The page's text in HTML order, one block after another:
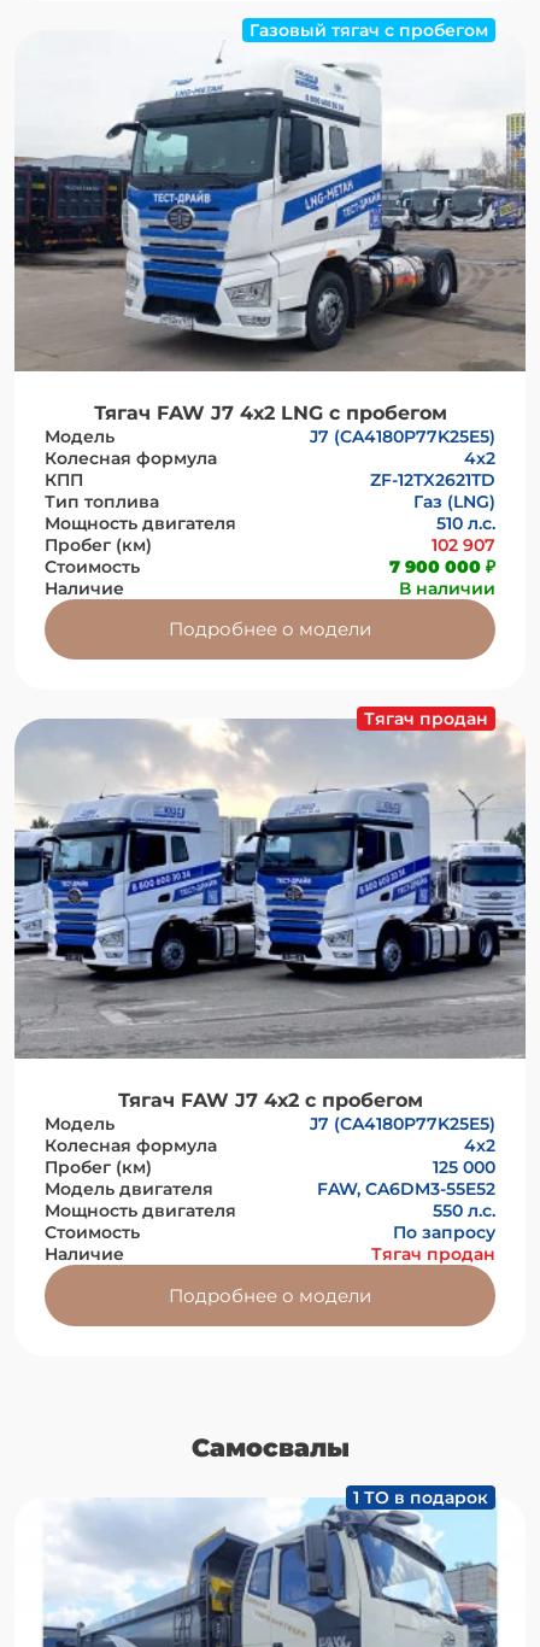
Газовый тягач с пробегом
Тягач FAW J7 4х2 LNG с пробегом
Модель
J7 (CA4180P77K25E5)
Колесная формула
4x2
КПП
ZF-12TX2621TD
Тип топлива
Газ (LNG)
Мощность двигателя
510 л.с.
Пробег (км)
102 907
Стоимость
7 900 000 ₽
Наличие
В наличии
Подробнее о модели
Тягач продан
Тягач FAW J7 4х2 с пробегом
Модель
J7 (CA4180P77K25E5)
Колесная формула
4x2
Пробег (км)
125 000
Модель двигателя
FAW, CA6DM3-55E52
Мощность двигателя
550 л.с.
Стоимость
По запросу
Наличие
Тягач продан
Подробнее о модели
Самосвалы
1 ТО в подарок